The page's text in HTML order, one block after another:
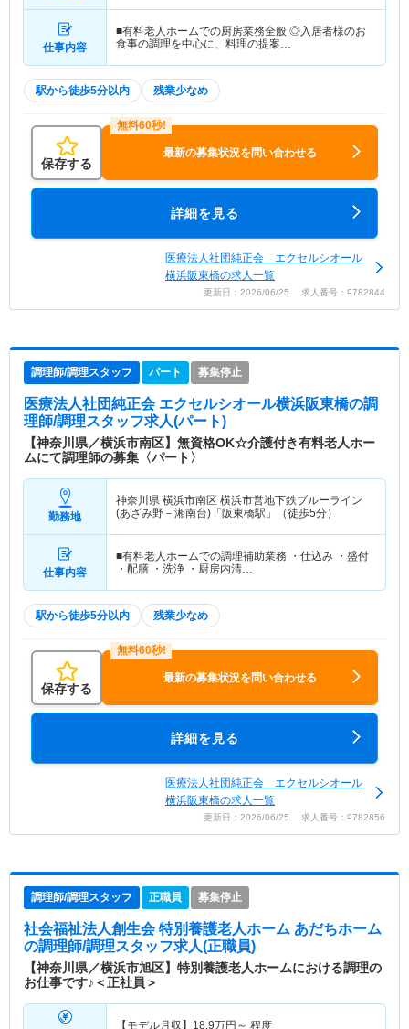
仕事内容
■有料老人ホームでの厨房業務全般 ◎入居者様のお
食事の調理を中心に、料理の提案…
駅から徒歩5分以内 残業少なめ
保存する
最新の募集状況を問い合わせる
詳細を見る
医療法人社団純正会 エクセルシオール
横浜阪東橋の求人一覧
更新日：2026/06/25 求人番号：9782844
調理師/調理スタッフ パート 募集停止
医療法人社団純正会 エクセルシオール横浜阪東橋の調
理師/調理スタッフ求人(パート)
【神奈川県／横浜市南区】無資格OK☆介護付き有料老人ホー
ムにて調理師の募集〈パート〉
勤務地
神奈川県 横浜市南区 横浜市営地下鉄ブルーライン
(あざみ野－湘南台)「阪東橋駅」（徒歩5分）
仕事内容
■有料老人ホームでの調理補助業務 ・仕込み ・盛付
・配膳 ・洗浄 ・厨房内清…
駅から徒歩5分以内 残業少なめ
保存する
最新の募集状況を問い合わせる
詳細を見る
医療法人社団純正会 エクセルシオール
横浜阪東橋の求人一覧
更新日：2026/06/25 求人番号：9782856
調理師/調理スタッフ 正職員 募集停止
社会福祉法人創生会 特別養護老人ホーム あだちホーム
の調理師/調理スタッフ求人(正職員)
【神奈川県／横浜市旭区】特別養護老人ホームにおける調理の
お仕事です♪＜正社員＞
【モデル月収】 18.9万円～ 程度